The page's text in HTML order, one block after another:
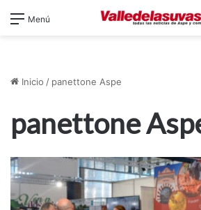
Menú
Inicio / panettone Aspe
panettone